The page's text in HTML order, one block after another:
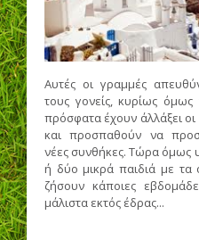
Αυτές οι γραμμές
τους γονείς, κυρίως
πρόσφατα έχουν άλλάξει οι
και προσπαθούν να
νέες συνθήκες. Τώρα όμως
ή δύο μικρά παιδιά με τα
ζήσουν κάποιες
μάλιστα εκτός έδρας...